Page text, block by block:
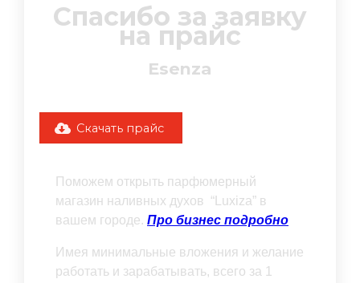
Спасибо за заявку
на прайс
Esenza
Скачать прайс
Поможем открыть парфюмерный
магазин наливных духов “Luxiza” в
вашем городе.Про бизнес подробно
Имея минимальные вложения и желание
работать и зарабатывать, всего за 1